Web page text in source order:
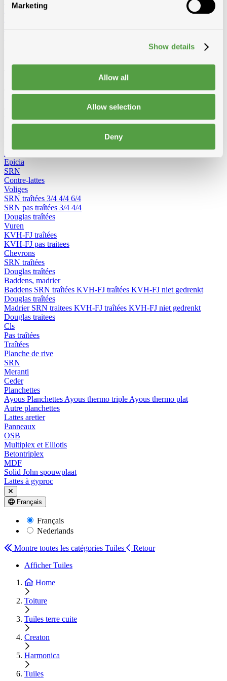
Marketing
Show details
Allow all
Allow selection
Deny
Equipement de chantier
Echelles 3-parties convertiblesEscabeau doubleEscabeau
Chevrons, voliges, lattes, lambris ou panneaux : Toitmat propose
essences, traitées ou non, pour une qualité durable, prête à poser sur
toiture ou façade.
Afficher tous les produits de Bois
Lattes
Epicia
SRN
Contre-lattes
Voliges
SRN traîtées 3/4 4/4 6/4
SRN pas traîtées 3/4 4/4
Douglas traîtées
Vuren
KVH-FJ traîtées
KVH-FJ pas traitees
Chevrons
SRN traîtées
Douglas traîtées
Baddens, madrier
Baddens SRN traîtées KVH-FJ traîtées KVH-FJ niet gedrenkt
Douglas traîtées
Madrier SRN traitees KVH-FJ traîtées KVH-FJ niet gedrenkt
Douglas traitees
Cls
Pas traîtées
Traîtées
Planche de rive
SRN
Meranti
Ceder
Planchettes
Ayous Planchettes Ayous thermo triple Ayous thermo plat
Autre planchettes
Lattes aretier
Panneaux
OSB
Multiplex et Elliotis
Betontriplex
MDF
Solid John spouwplaat
Lattes à gyproc
Français
Français
Nederlands
Montre toutes les catégories Tuiles
Retour
Afficher Tuiles
Home
Toiture
Tuiles terre cuite
Creaton
Harmonica
Tuiles